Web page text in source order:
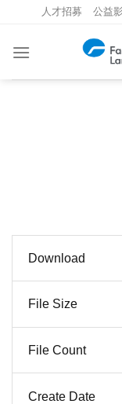
content
人才招募 公益
Download
File Size
File Count
Create Date